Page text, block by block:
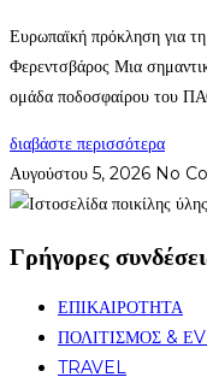
Ευρωπαϊκή πρόκληση για
Φερεντσβάρος Μια
ομάδα ποδοσφαίρου του
διαβάστε περισσότερα
Αυγούστου 5, 2026 No
Γρήγορες
ΕΠΙΚΑΙΡΟΤΗΤΑ
ΠΟΛΙΤΙΣΜΟΣ &
TRAVEL